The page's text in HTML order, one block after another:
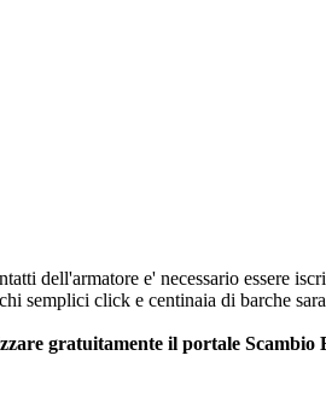
dell'armatore e' necessario essere
semplici click e centinaia di barche
gratuitamente il portale Scambio